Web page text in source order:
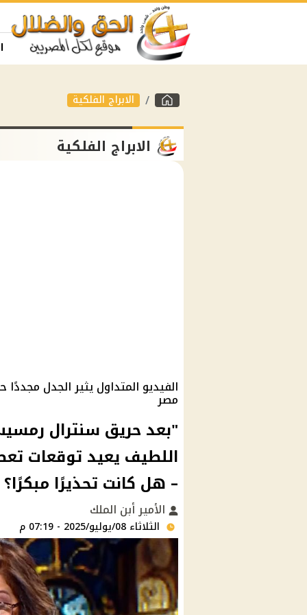
الابراج الفلكية
الابراج الفلكية
الفيديو المتداول يثير الجدل
مصر
"بعد حريق سنترال
– هل كانت تحذيرًا مبكرًا؟
الأمير أبن الملك
الثلاثاء 08/يوليو/2025 - 07:19 م